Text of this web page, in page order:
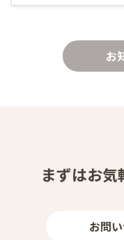
お
まずはお気
お問